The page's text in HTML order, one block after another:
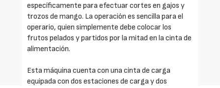
específicamente para efectuar cortes en gajos y
trozos de mango. La operación es sencilla para el
operario, quien simplemente debe colocar los
frutos pelados y partidos por la mitad en la cinta de
alimentación.
Esta máquina cuenta con una cinta de carga
equipada con dos estaciones de carga y dos